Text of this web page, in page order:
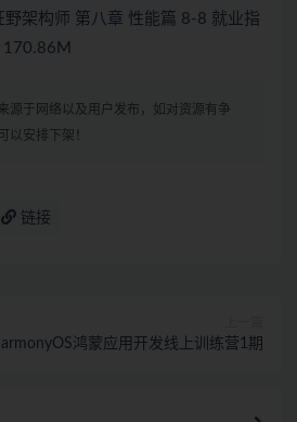
架构师 第八章 性能篇 8-8 就业指
170.86M
源于网络以及用户发布，如对资源有争
以安排下架！
链接
鸿蒙应用开发线上训练营1期